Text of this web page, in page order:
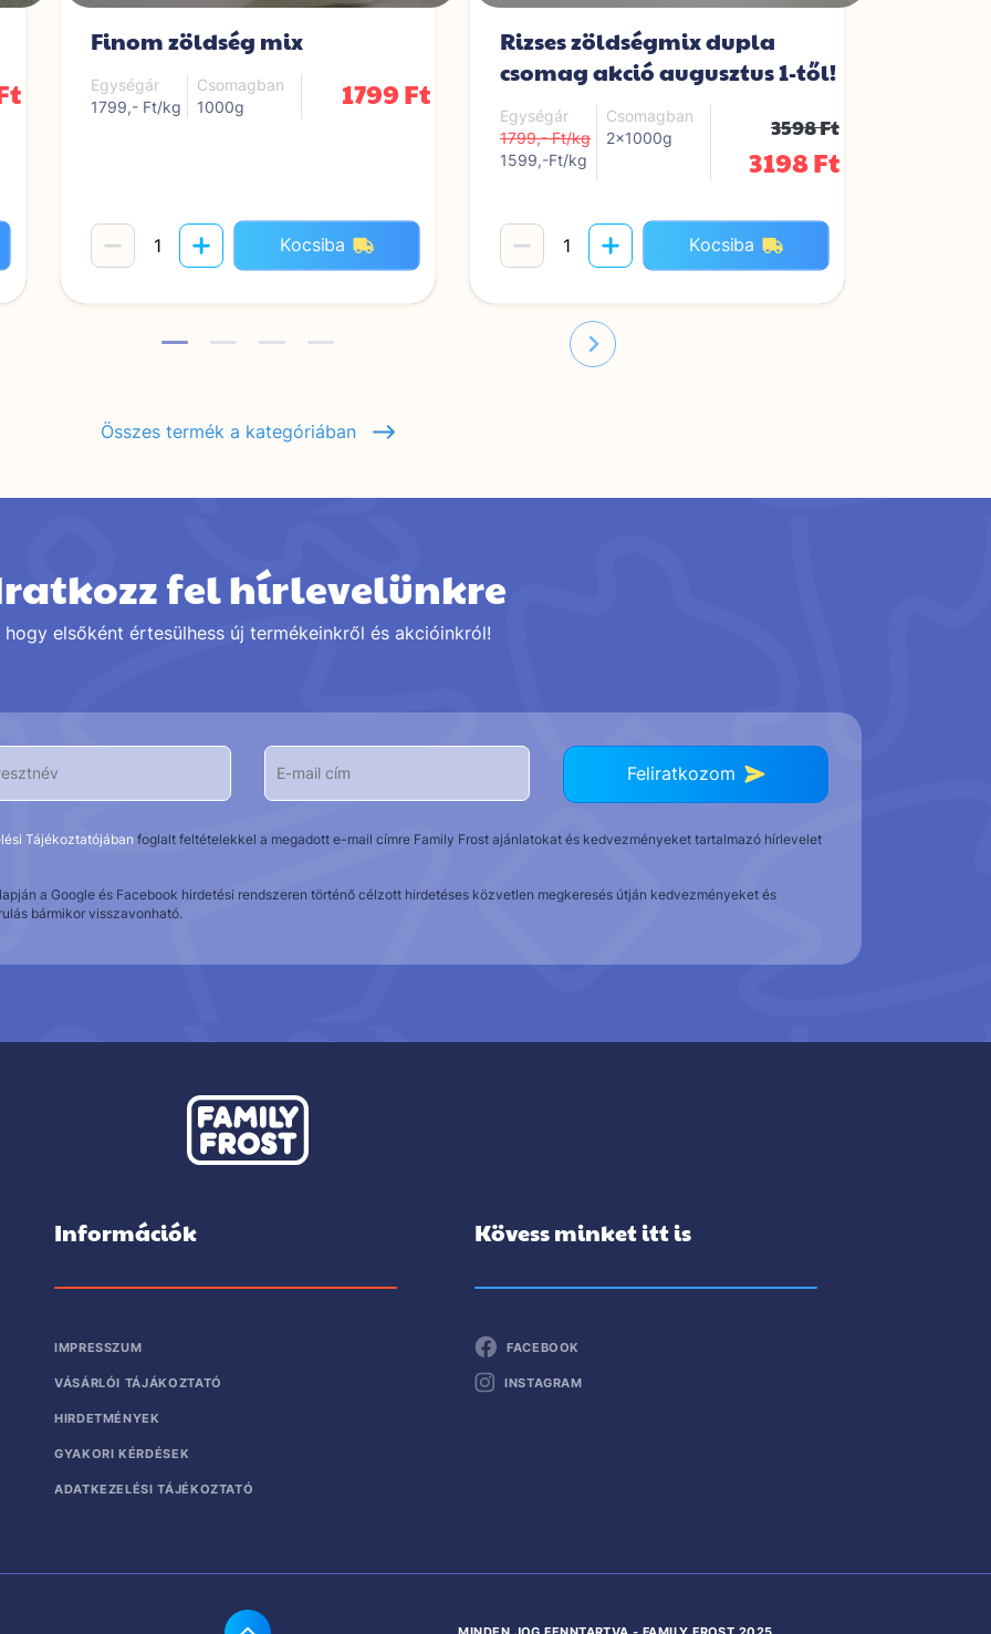
Finom zöldség mix
Egységár
1799,- Ft/kg
Csomagban
1000g
1799 Ft
Kocsiba
Rizses zöldségmix dupla
csomag akció augusztus 1-től!
Egységár
1799,- Ft/kg
1599,-Ft/kg
Csomagban
2x1000g
3598 Ft
3198 Ft
Kocsiba
Összes termék a kategóriában
fel hírlevelünkre
hogy elsőként értesülhess új termékeinkről és akcióinkról!
Feliratkozom
Tájékoztatójában foglalt feltételekkel a megadott e-mail címre Family Frost ajánlatokat és kedvezményeket tartalmazó hírlevelet
a Google és Facebook hirdetési rendszeren történő célzott hirdetéses közvetlen megkeresés útján kedvezményeket és
bármikor visszavonható.
Információk
IMPRESSZUM
VÁSÁRLÓI TÁJÁKOZTATÓ
HIRDETMÉNYEK
GYAKORI KÉRDÉSEK
ADATKEZELÉSI TÁJÉKOZTATÓ
Kövess minket itt is
FACEBOOK
INSTAGRAM